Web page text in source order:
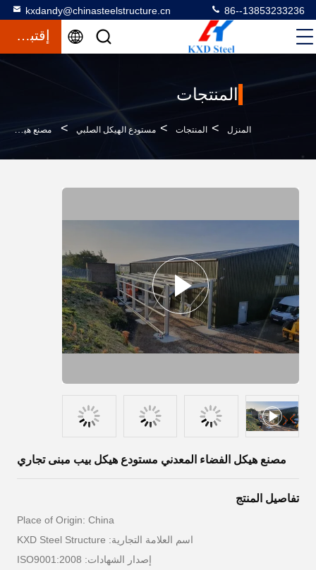
kxdandy@chinasteelstructure.cn 86--13853233236
إقتباس
المنتجات
المنزل > المنتجات > مستودع الهيكل الصلبي > مصنع هيكل الفضاء المعدني مستودع هيكل بيب مبنى تجاري
مصنع هيكل الفضاء المعدني مستودع هيكل بيب مبنى تجاري
تفاصيل المنتج
Place of Origin: China
اسم العلامة التجارية: KXD Steel Structure
إصدار الشهادات: ISO9001:2008